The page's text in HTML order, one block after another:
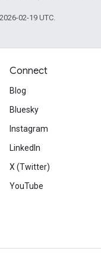
02-19 UTC.
Connect
Blog
Bluesky
Instagram
LinkedIn
X (Twitter)
YouTube